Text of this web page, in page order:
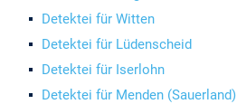
Detektei für Witten
Detektei für Lüdenscheid
Detektei für Iserlohn
Detektei für Menden (Sauerland)